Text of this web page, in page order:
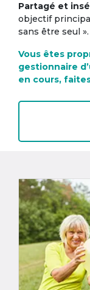
Partagé et
objectif
sans être seul ».
Vous êtes
gestionnaire
en cours,